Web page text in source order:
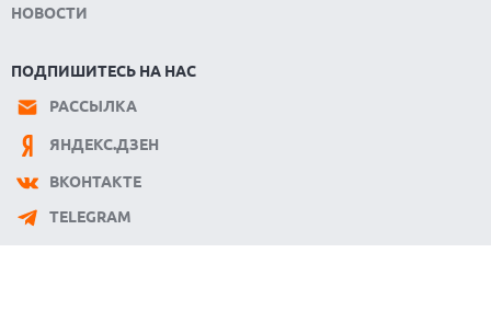
НОВОСТИ
ПОДПИШИТЕСЬ НА НАС
РАССЫЛКА
ЯНДЕКС.ДЗЕН
ВКОНТАКТЕ
TELEGRAM